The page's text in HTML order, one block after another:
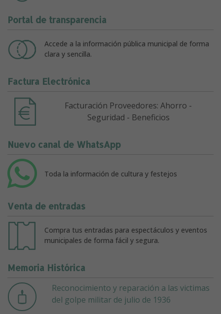
Portal de transparencia
Accede a la información pública municipal de forma
clara y sencilla.
Factura Electrónica
Facturación Proveedores: Ahorro -
Seguridad - Beneficios
Nuevo canal de WhatsApp
Toda la información de cultura y festejos
Venta de entradas
Compra tus entradas para espectáculos y eventos
municipales de forma fácil y segura.
Memoria Histórica
Reconocimiento y reparación a las victimas
del golpe militar de julio de 1936